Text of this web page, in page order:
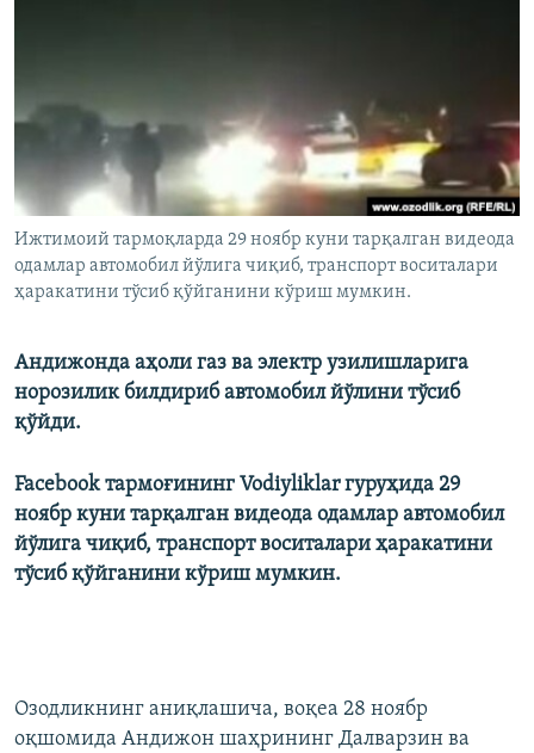
Ижтимоий тармоқларда 29 ноябр куни тарқалган видеода
одамлар автомобил йўлига чиқиб, транспорт воситалари
ҳаракатини тўсиб қўйганини кўриш мумкин.
Андижонда аҳоли газ ва электр узилишларига
норозилик билдириб автомобил йўлини тўсиб
қўйди.
Facebook тармоғининг Vodiyliklar гуруҳида 29
ноябр куни тарқалган видеода одамлар автомобил
йўлига чиқиб, транспорт воситалари ҳаракатини
тўсиб қўйганини кўриш мумкин.
Озодликнинг аниқлашича, воқеа 28 ноябр
оқшомида Андижон шаҳрининг Далварзин ва